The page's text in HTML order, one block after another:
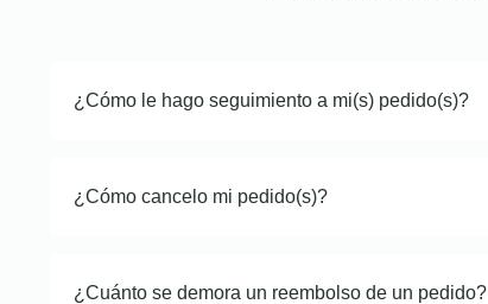
¿Cómo le hago seguimiento a mi(s) pedido(s)?
¿Cómo cancelo mi pedido(s)?
¿Cuánto se demora un reembolso de un pedido?